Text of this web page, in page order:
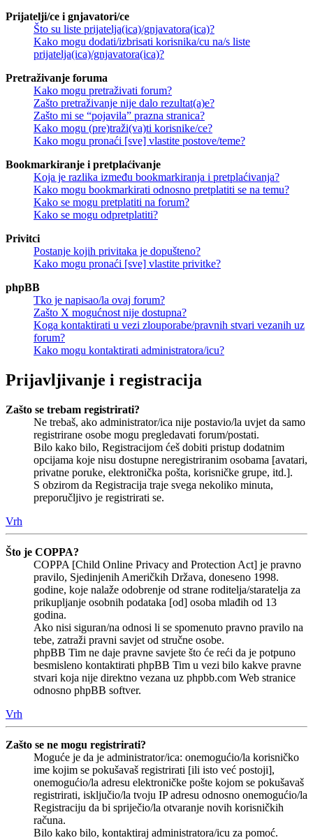
Prijatelji/ce i gnjavatori/ce
Što su liste prijatelja(ica)/gnjavatora(ica)?
Kako mogu dodati/izbrisati korisnika/cu na/s liste
prijatelja(ica)/gnjavatora(ica)?
Pretraživanje foruma
Kako mogu pretraživati forum?
Zašto pretraživanje nije dalo rezultat(a)e?
Zašto mi se “pojavila” prazna stranica?
Kako mogu (pre)traži(va)ti korisnike/ce?
Kako mogu pronaći [sve] vlastite postove/teme?
Bookmarkiranje i pretplaćivanje
Koja je razlika između bookmarkiranja i pretplaćivanja?
Kako mogu bookmarkirati odnosno pretplatiti se na temu?
Kako se mogu pretplatiti na forum?
Kako se mogu odpretplatiti?
Privitci
Postanje kojih privitaka je dopušteno?
Kako mogu pronaći [sve] vlastite privitke?
phpBB
Tko je napisao/la ovaj forum?
Zašto X mogućnost nije dostupna?
Koga kontaktirati u vezi zlouporabe/pravnih stvari vezanih uz
forum?
Kako mogu kontaktirati administratora/icu?
Prijavljivanje i registracija
Zašto se trebam registrirati?
Ne trebaš, ako administrator/ica nije postavio/la uvjet da samo
registrirane osobe mogu pregledavati forum/postati.
Bilo kako bilo, Registracijom ćeš dobiti pristup dodatnim
opcijama koje nisu dostupne neregistriranim osobama [avatari,
privatne poruke, elektronička pošta, korisničke grupe, itd.].
S obzirom da Registracija traje svega nekoliko minuta,
preporučljivo je registrirati se.
Vrh
Što je COPPA?
COPPA [Child Online Privacy and Protection Act] je pravno
pravilo, Sjedinjenih Američkih Država, doneseno 1998.
godine, koje nalaže odobrenje od strane roditelja/staratelja za
prikupljanje osobnih podataka [od] osoba mlađih od 13
godina.
Ako nisi siguran/na odnosi li se spomenuto pravno pravilo na
tebe, zatraži pravni savjet od stručne osobe.
phpBB Tim ne daje pravne savjete što će reći da je potpuno
besmisleno kontaktirati phpBB Tim u vezi bilo kakve pravne
stvari koja nije direktno vezana uz phpbb.com Web stranice
odnosno phpBB softver.
Vrh
Zašto se ne mogu registrirati?
Moguće je da je administrator/ica: onemogućio/la korisničko
ime kojim se pokušavaš registrirati [ili isto već postoji],
onemogućio/la adresu elektroničke pošte kojom se pokušavaš
registrirati, isključio/la tvoju IP adresu odnosno onemogućio/la
Registraciju da bi spriječio/la otvaranje novih korisničkih
računa.
Bilo kako bilo, kontaktiraj administratora/icu za pomoć.